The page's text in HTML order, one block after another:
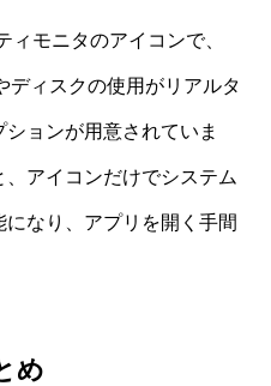
ィモニタのアイコンで、
ディスクの使用がリアルタ
ョンが用意されていま
アイコンだけでシステム
なり、アプリを開く手間
め